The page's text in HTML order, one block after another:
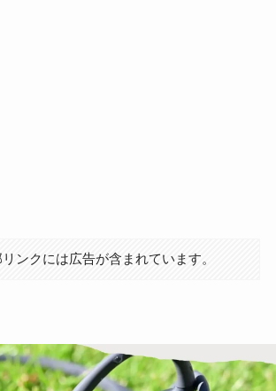
ンクには広告が含まれています。